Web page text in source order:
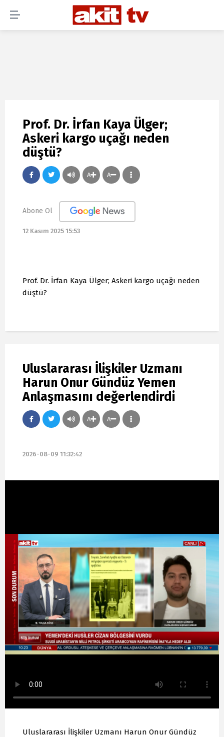
Prof. Dr. İrfan Kaya Ülger;
Askeri kargo uçağı neden
düştü?
A A
Abone Ol
12 Kasım 2025 15:53
Prof. Dr. İrfan Kaya Ülger; Askeri kargo uçağı neden
düştü?
Uluslararası İlişkiler Uzmanı
Harun Onur Gündüz Yemen
Anlaşmasını değerlendirdi
A A
2026-08-09 11:32:42
Uluslararası İlişkiler Uzmanı Harun Onur Gündüz